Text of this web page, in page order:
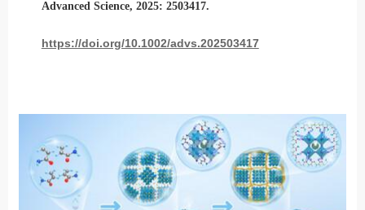
Advanced Science, 2025: 2503417.
https://doi.org/10.1002/advs.202503417